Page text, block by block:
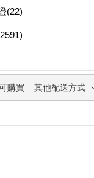
(22)
購買 其他配送方式